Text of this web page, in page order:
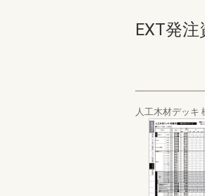
EXT発
人工木材デッキ